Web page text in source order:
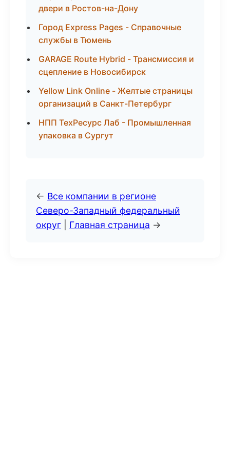
двери в Ростов-на-Дону
Город Express Pages - Справочные
службы в Тюмень
GARAGE Route Hybrid - Трансмиссия и
сцепление в Новосибирск
Yellow Link Online - Желтые страницы
организаций в Санкт-Петербург
НПП ТехРесурс Лаб - Промышленная
упаковка в Сургут
← Все компании в регионе
Северо-Западный федеральный
округ
Главная страница →